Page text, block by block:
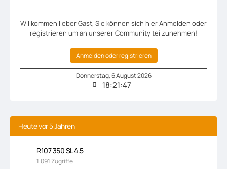
Willkommen lieber Gast, Sie können sich hier Anmelden oder
registrieren um an unserer Community teilzunehmen!
Anmelden oder registrieren
Donnerstag,6August2026
18:21:48
Heute vor 5 Jahren
R107 350 SL 4.5
1.091 Zugriffe